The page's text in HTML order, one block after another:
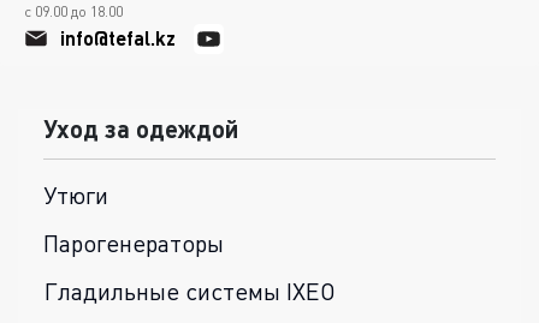
с 09.00 до 18.00
info@tefal.kz
Уход за одеждой
Утюги
Парогенераторы
Гладильные системы IXEO